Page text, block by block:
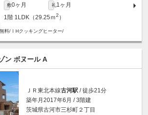
敷0ヶ月 礼1ヶ月
1階 1LDK（29.25ｍ2 ）
料/ＩHクッキングヒーター/
ン ボヌール A
ＪＲ東北本線古河駅 / 徒歩21分
築年月2017年6月 / 3階建
茨城県古河市三杉町２丁目